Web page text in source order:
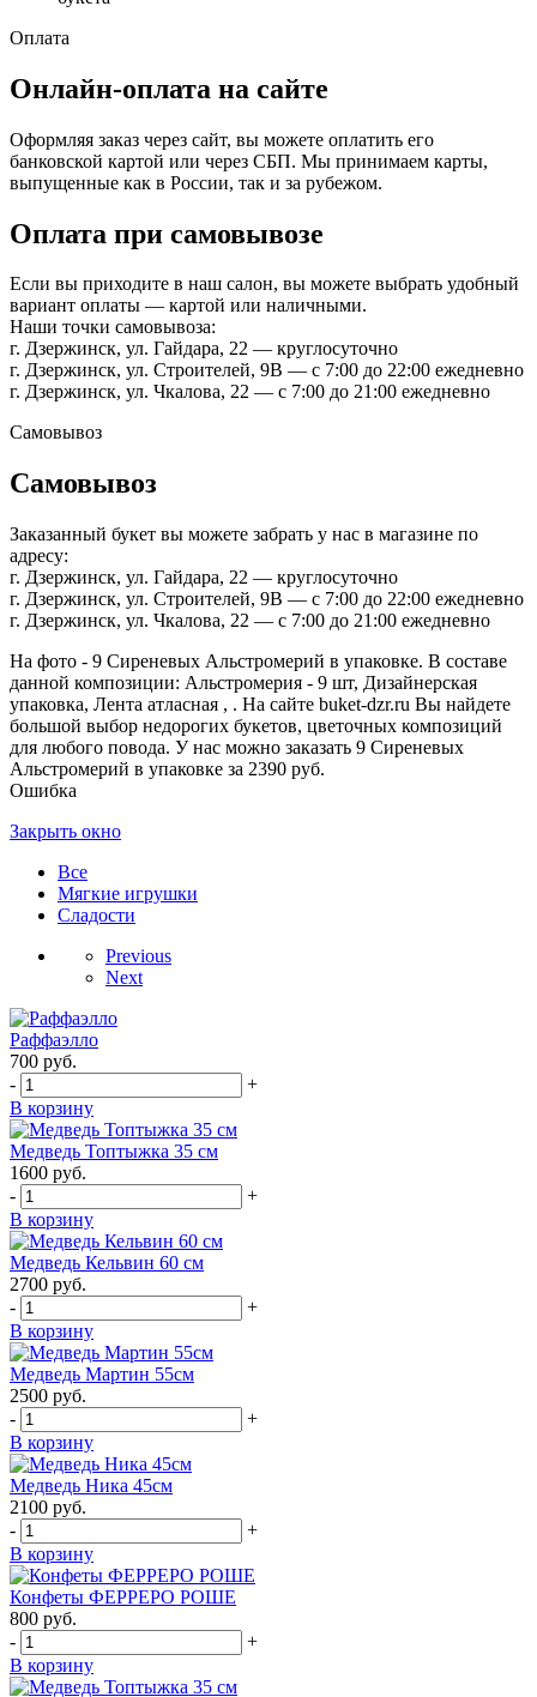
Оплата
Онлайн-оплата на сайте
Оформляя заказ через сайт, вы можете оплатить его
банковской картой или через СБП. Мы принимаем карты,
выпущенные как в России, так и за рубежом.
Оплата при самовывозе
Если вы приходите в наш салон, вы можете выбрать удобный
вариант оплаты — картой или наличными.
Наши точки самовывоза:
г. Дзержинск, ул. Гайдара, 22 — круглосуточно
г. Дзержинск, ул. Строителей, 9В — с 7:00 до 22:00 ежедневно
г. Дзержинск, ул. Чкалова, 22 — с 7:00 до 21:00 ежедневно
Самовывоз
Самовывоз
Заказанный букет вы можете забрать у нас в магазине по
адресу:
г. Дзержинск, ул. Гайдара, 22 — круглосуточно
г. Дзержинск, ул. Строителей, 9В — с 7:00 до 22:00 ежедневно
г. Дзержинск, ул. Чкалова, 22 — с 7:00 до 21:00 ежедневно
На фото - 9 Сиреневых Альстромерий в упаковке. В составе
данной композиции: Альстромерия - 9 шт, Дизайнерская
упаковка, Лента атласная , . На сайте buket-dzr.ru Вы найдете
большой выбор недорогих букетов, цветочных композиций
для любого повода. У нас можно заказать 9 Сиреневых
Альстромерий в упаковке за 2390 руб.
Ошибка
Закрыть окно
Все
Мягкие игрушки
Сладости
Previous
Next
Раффаэлло
700 руб.
-
+
В корзину
Медведь Топтыжка 35 см
1600 руб.
-
+
В корзину
Медведь Кельвин 60 см
2700 руб.
-
+
В корзину
Медведь Мартин 55см
2500 руб.
-
+
В корзину
Медведь Ника 45см
2100 руб.
-
+
В корзину
Конфеты ФЕРРЕРО РОШЕ
800 руб.
-
+
В корзину